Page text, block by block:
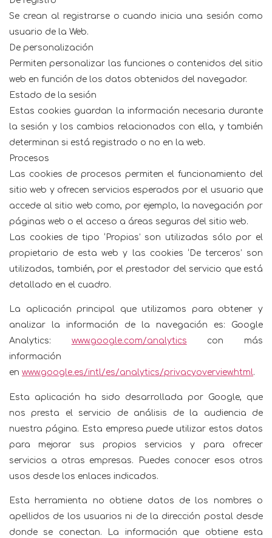
Se crean al registrarse o cuando inicia una sesión como
usuario de la Web.
De personalización
Permiten personalizar las funciones o contenidos del sitio
web en función de los datos obtenidos del navegador.
Estado de la sesión
Estas cookies guardan la información necesaria durante
la sesión y los cambios relacionados con ella, y también
determinan si está registrado o no en la web.
Procesos
Las cookies de procesos permiten el funcionamiento del
sitio web y ofrecen servicios esperados por el usuario que
accede al sitio web como, por ejemplo, la navegación por
páginas web o el acceso a áreas seguras del sitio web.
Las cookies de tipo ‘Propias’ son utilizadas sólo por el
propietario de esta web y las cookies ‘De terceros’ son
utilizadas, también, por el prestador del servicio que está
detallado en el cuadro.
La aplicación principal que utilizamos para obtener y
analizar la información de la navegación es: Google
Analytics: www.google.com/analytics con más
información
en www.google.es/intl/es/analytics/privacyoverview.html.
Esta aplicación ha sido desarrollada por Google, que
nos presta el servicio de análisis de la audiencia de
nuestra página. Esta empresa puede utilizar estos datos
para mejorar sus propios servicios y para ofrecer
servicios a otras empresas. Puedes conocer esos otros
usos desde los enlaces indicados.
Esta herramienta no obtiene datos de los nombres o
apellidos de los usuarios ni de la dirección postal desde
donde se conectan. La información que obtiene esta